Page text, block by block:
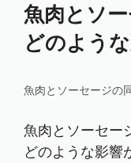
魚肉とソ
どのよう
魚肉とソーセージの
魚肉とソーセー
どのような影響